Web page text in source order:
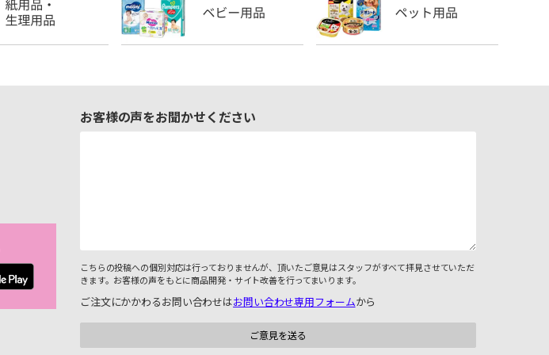
お客様の声をお聞かせください
こちらの投稿への個別対応は行っておりませんが、頂いたご意見はスタッフがすべて拝見させていただ
きます。お客様の声をもとに商品開発・サイト改善を行ってまいります。
ご注文にかかわるお問い合わせはお問い合わせ専用フォームから